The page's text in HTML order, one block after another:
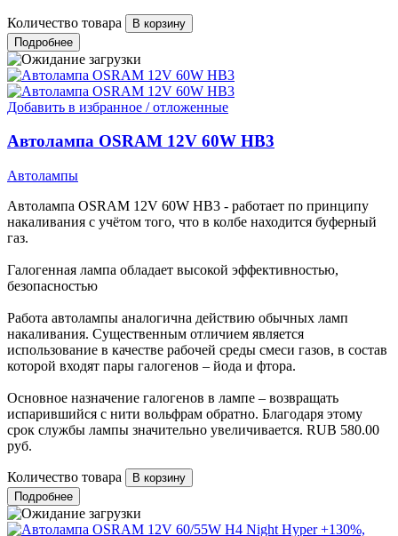
Количество товара
Подробнее
Добавить в избранное / отложенные
Автолампа OSRAM 12V 60W HB3
Автолампы
Автолампа OSRAM 12V 60W HB3 - работает по принципу
накаливания с учётом того, что в колбе находится буферный
газ.
Галогенная лампа обладает высокой эффективностью,
безопасностью
Работа автолампы аналогична действию обычных ламп
накаливания. Существенным отличием является
использование в качестве рабочей среды смеси газов, в состав
которой входят пары галогенов – йода и фтора.
Основное назначение галогенов в лампе – возвращать
испарившийся с нити вольфрам обратно. Благодаря этому
срок службы лампы значительно увеличивается. RUB 580.00
руб.
Количество товара
Подробнее